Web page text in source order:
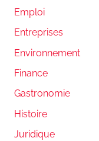
Emploi
Entreprises
Environnement
Finance
Gastronomie
Histoire
Juridique